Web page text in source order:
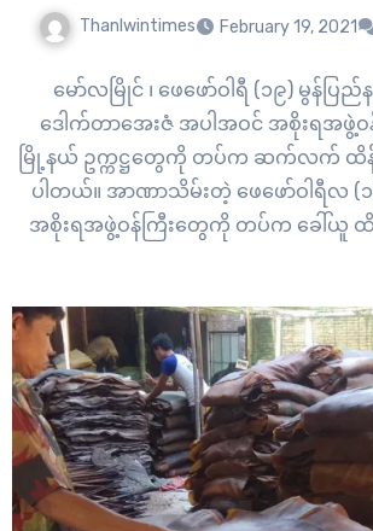
Thanlwintimes February 19, 2021
မော်လမြိုင် ၊ ဖေဖော်ဝါရီ (၁၉) မွန်ပြ
ဒေါက်တာအေးဇံ အပါအဝင် အစိုးရအဖွဲ့ဝန်
မြို့နယ် ဥက္ကဋ္ဌတွေကို တပ်က ဆက်လက် ထိန်
ပါတယ်။ အာဏာသိမ်းတဲ့ ဖေဖော်ဝါရီလ (
အစိုးရအဖွဲ့ဝန်ကြီးတွေကို တပ်က ခေါ်ယူ ထိ